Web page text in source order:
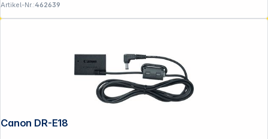
Artikel-Nr.:462639
Canon DR-E18